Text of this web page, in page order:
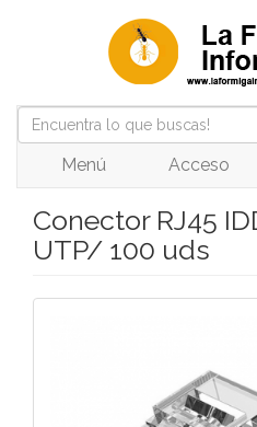
Menú Acceso
Conector RJ45
UTP/ 100 uds